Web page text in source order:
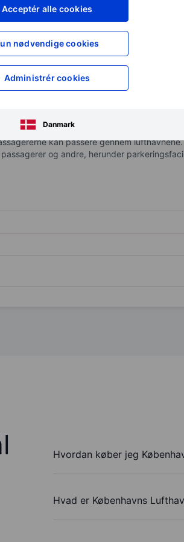
Acceptér alle cookies
nødvendige cookies
Administrér cookies
Danmark
XXXXXXX
XXXXXXX
XXXXXXX
for at få adgang
infrastruktur, bygninger og
Aeronautisk og Ikke-aeronautisk.
i Kastrup og Roskilde stiller til
kan passere gennem
og andre, herunder
Hvordan køber jeg
Hvad er Københavns